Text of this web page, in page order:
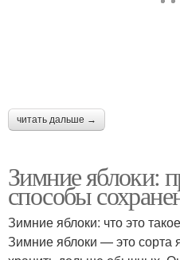
читать дальше →
Зимние яблоки:
способы
Зимние яблоки: что это
Зимние яблоки — это сорта